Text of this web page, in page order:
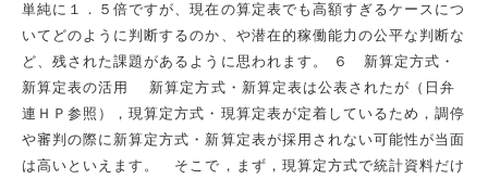
単純に１．５倍ですが、現在の算定表でも高額すぎるケースにつ
いてどのように判断するのか、や潜在的稼働能力の公平な判断な
ど、残された課題があるように思われます。 ６ 新算定方式・
新算定表の活用 新算定方式・新算定表は公表されたが（日弁
連ＨＰ参照），現算定方式・現算定表が定着しているため，調停
や審判の際に新算定方式・新算定表が採用されない可能性が当面
は高いといえます。 そこで，まず，現算定方式で統計資料だけ